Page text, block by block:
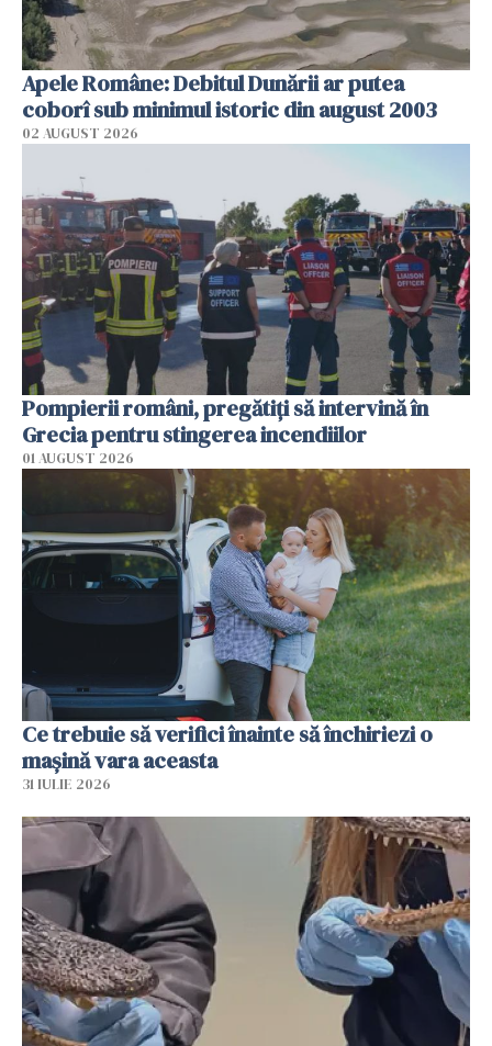
Apele Române: Debitul Dunării ar putea
coborî sub minimul istoric din august 2003
02 AUGUST 2026
Pompierii români, pregătiţi să intervină în
Grecia pentru stingerea incendiilor
01 AUGUST 2026
Ce trebuie să verifici înainte să închiriezi o
mașină vara aceasta
31 IULIE 2026